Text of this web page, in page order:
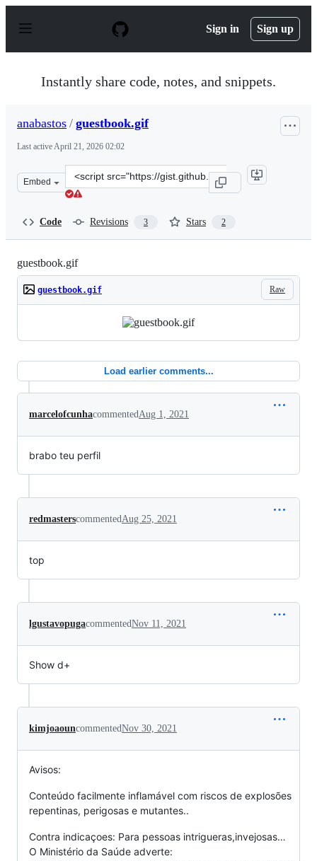
p
Sign in Sign up
Instantly share code, notes, and snippets.
anabastos / guestbook.gif
Last activeApril 21, 2026 02:02
Embed
Clone
this
Code Revisions 3 Stars 2
guestbook.gif
Raw
guestbook.gif
Load earlier comments...
marcelofcunhacommentedAug 1, 2021
brabo teu perfil
redmasterscommentedAug 25, 2021
top
lgustavopugacommentedNov 11, 2021
Show d+
kimjoaouncommentedNov 30, 2021
Avisos:
Conteúdo facilmente inflamável com riscos de explosões
repentinas, perigosas e mutantes..
Contra indicaçoes: Para pessoas intrigueras,invejosas…
O Ministério da Saúde adverte: